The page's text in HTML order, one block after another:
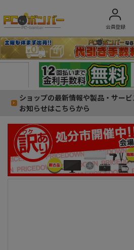
会員登録
ショップの最新情報や製品・サー
お知らせはこちらから